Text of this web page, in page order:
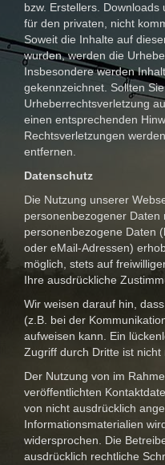
bzw. Erstellers.
für den privaten, nicht
Soweit die Inhalte auf
wurden, werden die
Insbesondere werden
gekennzeichnet. Sollten
Urheberrechtsverletzung
einen entsprechenden
Rechtsverletzungen
entfernen.
Datenschutz
Die Nutzung unserer
personenbezogener Daten
personenbezogene Daten
oder eMail-Adressen)
möglich, stets auf
Ihre ausdrückliche
Wir weisen darauf hin,
(z.B. bei der
aufweisen kann. Ein
Zugriff durch Dritte ist nicht
Der Nutzung von im
veröffentlichten
von nicht ausdrücklich
Informationsmaterialien
widersprochen. Die
ausdrücklich rechtliche